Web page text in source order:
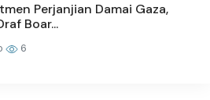
Perjanjian Damai Gaza,
Boar...
6